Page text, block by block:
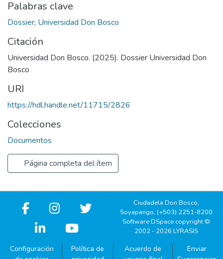
Palabras clave
Dossier, Universidad Don Bosco
Citación
Universidad Don Bosco. (2025). Dossier Universidad Don
Bosco
URI
https://hdl.handle.net/11715/2826
Colecciones
Documentos
Página completa del ítem
Ciudadela Don Bosco,
Soyapango, (+503) 2251-8200
Software DSpace copyright ©
2002 - 2026 LYRASIS
Configuración
Política de
Acuerdo de
Enviar